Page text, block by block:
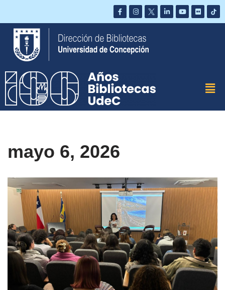
Saltar
contenido
mayo 6, 2026